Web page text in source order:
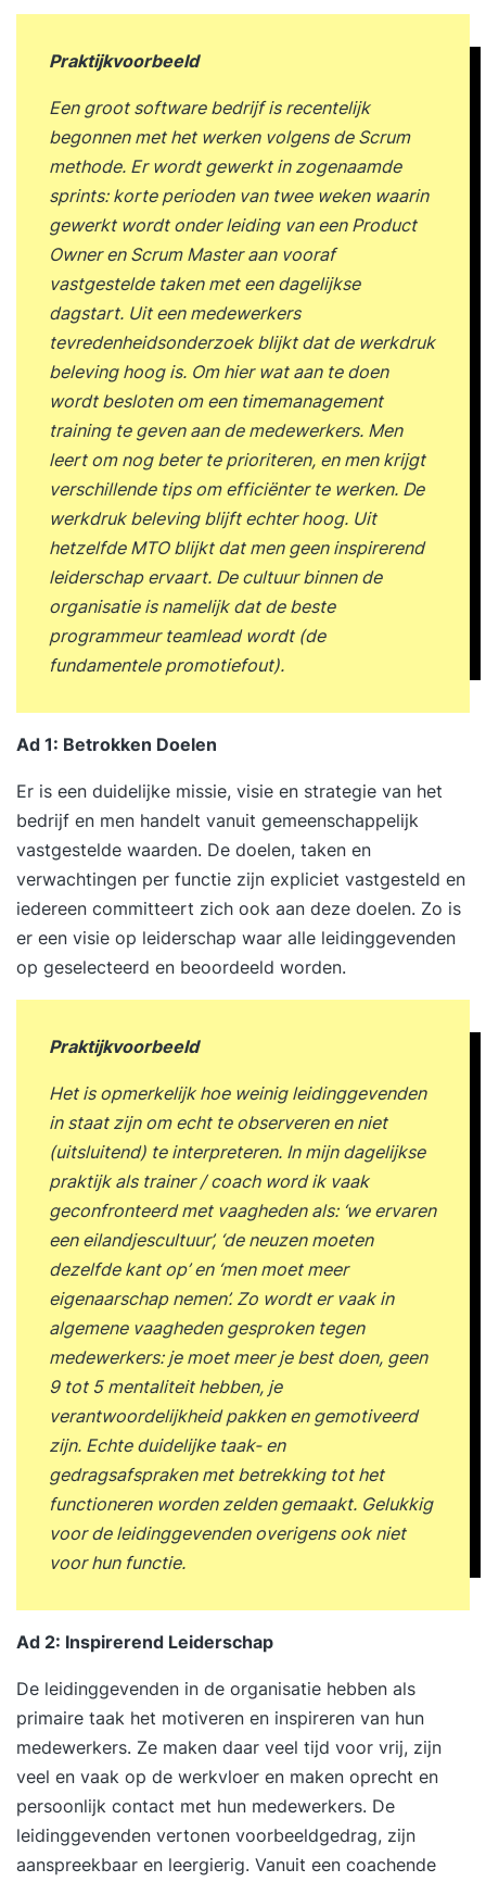
communiceert transparant en effectief om
verbeterprocessen te ondersteunen. Je
analyseert processen en initieert verbeteracties
op basis van data en feedback. Je draagt bij aan
de borging van verbeteringen door kennisdeling,
evaluatie en innovatie. Programma Tijdens de
HBO-opleiding van Go2Lean komen de volgende
onderwerpen aan bod: Inhoud van Les 1
Basisprincipes van continue verbetering Definitie
en betekenis van continue verbetering
Historische ontwikkeling van verbeterfilosofieën
Relatie tussen verbetering en kwaliteit Verschil
tussen innovatie en verbetering Belang van kleine
stapjes in verandering Cyclisch karakter van
verbeterprocessen Betrokkenheid van
medewerkers op alle niveaus Voorbeelden van
succesvolle verbetertrajecten Risico’s bij
ontbreken van verbetercultuur Casussen uit
verschillende sectoren Inhoud van Les 2
Verbeterfilosofieën en methodieken Lean-
principes en hun toepassing Six Sigma en
foutreductie Kaizen en dagelijkse verbeteringen
Plan-Do-Check-Act (PDCA) cyclus Total Quality
practices Verschillen tussen methodieken
Voorbeelden van integrale aanpak Casussen over
methodiekkeuze Inhoud van Les 3
Organisatiecultuur en verbeterklimaat Definitie
van organisatiecultuur Invloed van cultuur op
verbetergedrag Elementen van een
verbetergerichte cultuur Belang van
psychologische veiligheid Rol van waarden en
Voorbeelden van cultuurverandering Valkuilen bij
kwaliteit Inhoud van Les 4 Leiderschap en
voorbeeldgedrag Rol van leiders in
verbetertrajecten Voorbeeldgedrag als stimulans
Belang van transparantie en vertrouwen
Inspireren en motiveren van medewerkers
Coachend leiderschap Besluitvorming en
draagvlak Betrokkenheid van het management
Voorbeelden van succesvol leiderschap Risico’s
van autoritair leiderschap Casussen over
leiderschapsstijlen Inhoud van Les 5
Medewerkerbetrokkenheid en eigenaarschap
Creëren van eigenaarschap bij medewerkers
Stimuleren van ideeën en initiatieven Gebruik van
verbeterteams en werkgroepen Herkennen van
talenten en inzetbaarheid Waardering en
erkenning voor bijdragen Opleiden en
ondersteunen van medewerkers Feedbackcultuur
betrokkenheid op de werkvloer Problemen bij
Inhoud van Les 6 Communicatie en transparantie
Belang van open communicatie Gebruik van
begrijpelijke taal (B2-niveau) Interne
communicatiekanalen Visuele hulpmiddelen zoals
dashboards Delen van resultaten en successen
Eerlijke communicatie over fouten Betrekken van
medewerkers in besluitvorming Voorbeelden van
Praktijkvoorbeeld
Een groot software bedrijf is recentelijk
begonnen met het werken volgens de Scrum
methode. Er wordt gewerkt in zogenaamde
sprints: korte perioden van twee weken waarin
gewerkt wordt onder leiding van een Product
Owner en Scrum Master aan vooraf
vastgestelde taken met een dagelijkse
dagstart. Uit een medewerkers
tevredenheidsonderzoek blijkt dat de werkdruk
beleving hoog is. Om hier wat aan te doen
wordt besloten om een timemanagement
training te geven aan de medewerkers. Men
leert om nog beter te prioriteren, en men krijgt
verschillende tips om efficiënter te werken. De
werkdruk beleving blijft echter hoog. Uit
hetzelfde MTO blijkt dat men geen inspirerend
leiderschap ervaart. De cultuur binnen de
organisatie is namelijk dat de beste
programmeur teamlead wordt (de
fundamentele promotiefout).
Ad 1: Betrokken Doelen
Er is een duidelijke missie, visie en strategie van het
bedrijf en men handelt vanuit gemeenschappelijk
vastgestelde waarden. De doelen, taken en
verwachtingen per functie zijn expliciet vastgesteld en
iedereen committeert zich ook aan deze doelen. Zo is
er een visie op leiderschap waar alle leidinggevenden
op geselecteerd en beoordeeld worden.
Praktijkvoorbeeld
Het is opmerkelijk hoe weinig leidinggevenden
in staat zijn om echt te observeren en niet
(uitsluitend) te interpreteren. In mijn dagelijkse
praktijk als trainer / coach word ik vaak
geconfronteerd met vaagheden als: ‘we ervaren
een eilandjescultuur’, ‘de neuzen moeten
dezelfde kant op’ en ‘men moet meer
eigenaarschap nemen’. Zo wordt er vaak in
algemene vaagheden gesproken tegen
medewerkers: je moet meer je best doen, geen
9 tot 5 mentaliteit hebben, je
verantwoordelijkheid pakken en gemotiveerd
zijn. Echte duidelijke taak- en
gedragsafspraken met betrekking tot het
functioneren worden zelden gemaakt. Gelukkig
voor de leidinggevenden overigens ook niet
voor hun functie.
Ad 2: Inspirerend Leiderschap
De leidinggevenden in de organisatie hebben als
primaire taak het motiveren en inspireren van hun
medewerkers. Ze maken daar veel tijd voor vrij, zijn
veel en vaak op de werkvloer en maken oprecht en
persoonlijk contact met hun medewerkers. De
leidinggevenden vertonen voorbeeldgedrag, zijn
aanspreekbaar en leergierig. Vanuit een coachende